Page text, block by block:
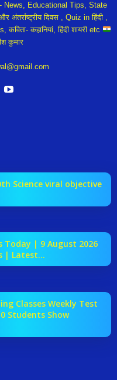
News, Educational Tips, State
दिवस , Quiz in हिंदी ,
कहानियां, हिंदी शायरी etc
कुमार
Science viral objective
Today | 9 August 2026
| Latest...
Classes Weekly Test
Students Show